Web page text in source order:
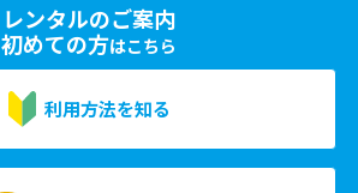
レンタルのご案内
初めての方はこちら
利用方法を知る